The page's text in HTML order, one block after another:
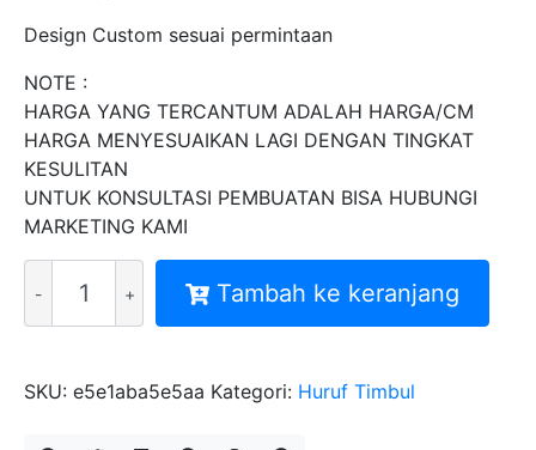
Design Custom sesuai permintaan
NOTE :
HARGA YANG TERCANTUM ADALAH HARGA/CM
HARGA MENYESUAIKAN LAGI DENGAN TINGKAT
KESULITAN
UNTUK KONSULTASI PEMBUATAN BISA HUBUNGI
MARKETING KAMI
HURUF
TIMBUL
MODEL
Tambah ke keranjang
SKU: e5e1aba5e5aa Kategori: Huruf Timbul